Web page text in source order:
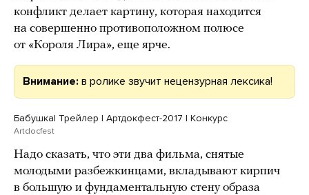
конфликт делает картину, которая находится
на совершенно противоположном полюсе
от «Короля Лира», еще ярче.
Внимание: в ролике звучит нецензурная лексика!
Бабушка| Трейлер | Артдокфест-2017 | Конкурс
Artdocfest
Надо сказать, что эти два фильма, снятые
молодыми разбежкинцами, вкладывают кирпич
в большую и фундаментальную стену образа